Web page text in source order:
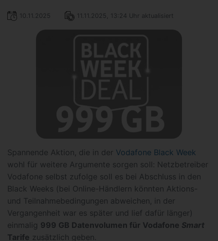
10.11.2025 11.11.2025, 13:24 Uhr aktualisiert
Spannende Aktion, die in der Vodafone Black Week
wohl für weitere Argumente sorgen soll: Netzbetreiber
Vodafone selbst zufolge soll es bei Abschluss in den
Black Weeks (bei Online-Händlern könnten Aktions-
und Teilnahmebedingungen abweichen, in der
Vergangenheit war es später und lief dafür länger)
einmalig 999 GB Datenvolumen für Vodafone Smart
Tarife zusätzlich geben.